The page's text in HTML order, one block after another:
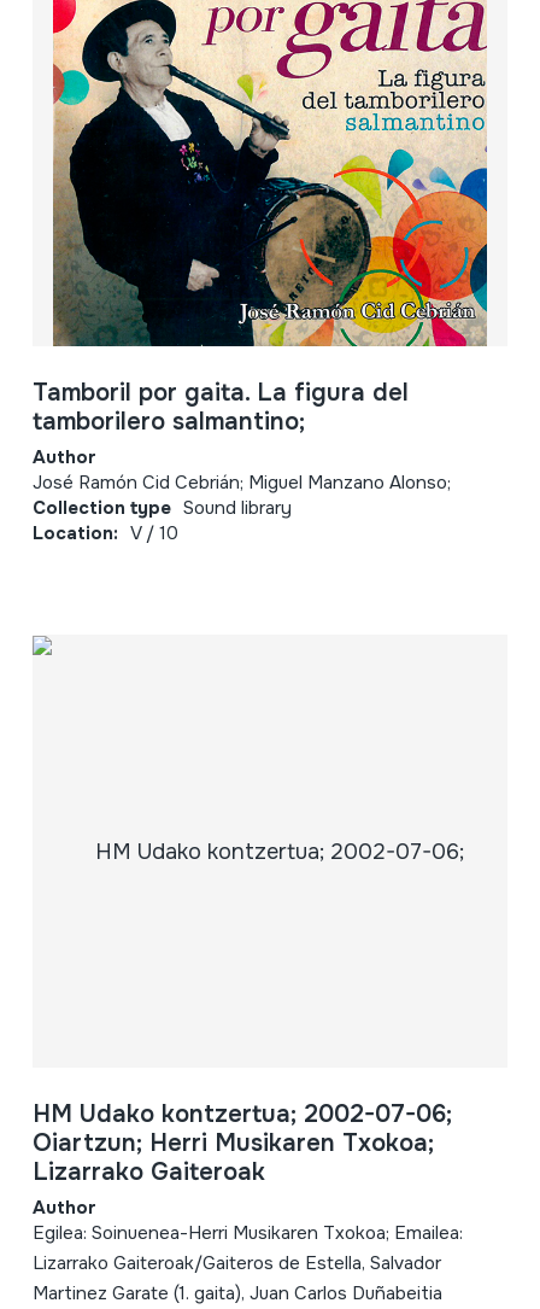
Tamboril por gaita. La figura del
tamborilero salmantino;
Author
José Ramón Cid Cebrián; Miguel Manzano Alonso;
Collection type Sound library
Location: V / 10
HM Udako kontzertua; 2002-07-06;
Oiartzun; Herri Musikaren Txokoa;
Lizarrako Gaiteroak
Author
Egilea: Soinuenea-Herri Musikaren Txokoa; Emailea:
Lizarrako Gaiteroak/Gaiteros de Estella, Salvador
Martinez Garate (1. gaita), Juan Carlos Duñabeitia